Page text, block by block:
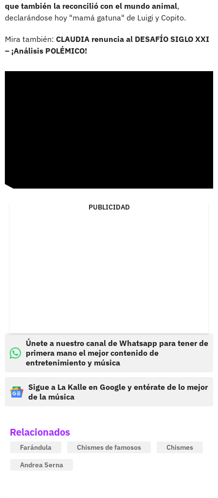
que también la reconcilió con el mundo animal,
declarándose hoy "mamá gatuna" de Luigi y Copito.
Mira también: CLAUDIA renuncia al DESAFÍO SIGLO XXI
– ¡Análisis POLÉMICO!
PUBLICIDAD
Únete a nuestro canal de Whatsapp para tener de
primera mano el mejor contenido de
entretenimiento y música
Sigue a La Kalle en Google y entérate de lo mejor
de la música
Relacionados
Farándula Chismes de famosos
Chismes
Andrea Serna